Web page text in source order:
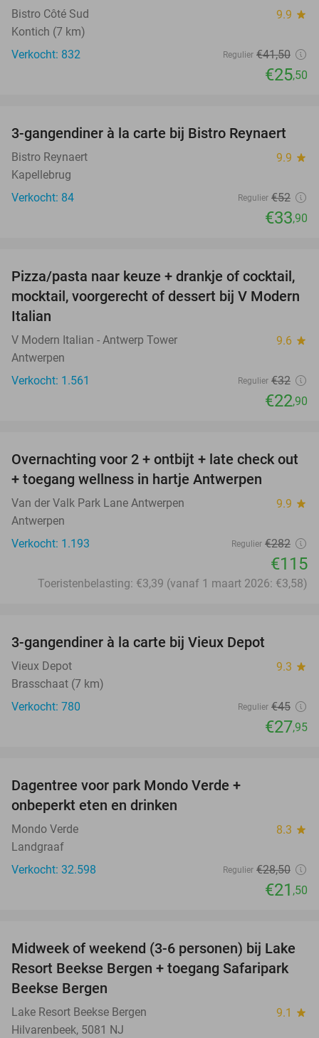
Bistro Côté Sud 9.9 star
Kontich (7 km)
Verkocht: 832
Regulier €41,50
€25,50
35%
3-gangendiner à la carte bij Bistro Reynaert
Bistro Reynaert 9.9 star
Kapellebrug
Verkocht: 84
Regulier €52
€33,90
28%
Pizza/pasta naar keuze + drankje of cocktail,
mocktail, voorgerecht of dessert bij V Modern
Italian
V Modern Italian - Antwerp Tower 9.6 star
Antwerpen
Verkocht: 1.561
Regulier €32
€22,90
59%
Overnachting voor 2 + ontbijt + late check out
+ toegang wellness in hartje Antwerpen
Van der Valk Park Lane Antwerpen 9.9 star
Antwerpen
Verkocht: 1.193
Regulier €282
€115
Toeristenbelasting: €3,39 (vanaf 1 maart 2026: €3,58)
3-gangendiner à la carte bij Vieux Depot
Vieux Depot 9.3 star
Brasschaat (7 km)
Verkocht: 780
Regulier €45
€27,95
Dagentree voor park Mondo Verde +
onbeperkt eten en drinken
Mondo Verde 8.3 star
Landgraaf
Verkocht: 32.598
Regulier €28,50
€21 ,50
53%
Midweek of weekend (3-6 personen) bij Lake
Resort Beekse Bergen + toegang Safaripark
Beekse Bergen
Lake Resort Beekse Bergen 9.1 star
Hilvarenbeek, 5081 NJ